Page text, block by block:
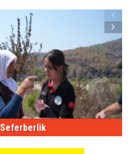
Seferberlik